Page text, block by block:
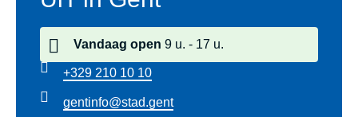
Vandaag open 9 u. 17 u.
+329 210 10 10
gentinfo@stad.gent